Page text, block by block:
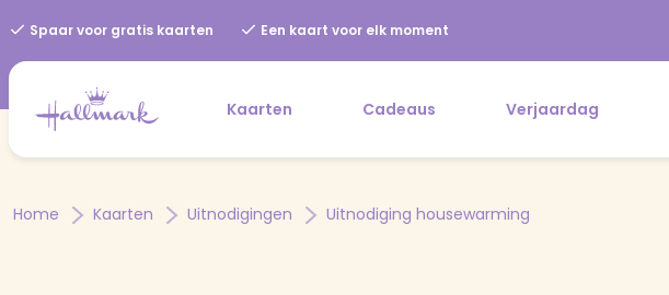
Spaar voor gratis kaarten Een kaart voor elk moment
Kaarten Cadeaus Verjaardag
Home Kaarten Uitnodigingen Uitnodiging housewarming